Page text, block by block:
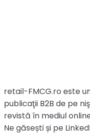
retail-FMCG.ro este
publicaţii B2B de pe
revistă în mediul
Ne găsești și pe